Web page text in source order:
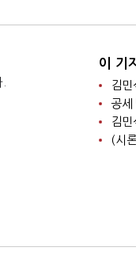
이 기
김
공세
김
(시